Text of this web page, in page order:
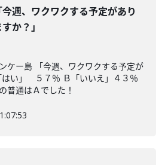
今週、ワクワクする予定があり
か？」
ケー島 「今週、ワクワクする予定が
はい」 ５７％ Ｂ「いいえ」４３％
普通はＡでした！